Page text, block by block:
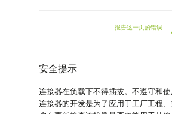
报告这一页的错误
安全提示
连接器在负载下不得插拔。不遵守和使
连接器的开发是为了应用于工厂工程